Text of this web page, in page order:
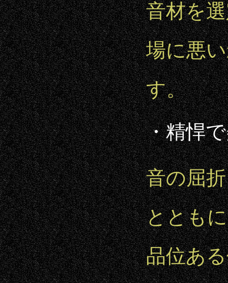
音材を
場に悪
す。
・精悍
音の屈
ととも
品位あ